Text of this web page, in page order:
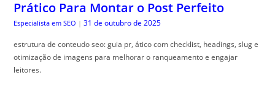
Prático Para Montar o Post Perfeito
Especialista em SEO | 31 de outubro de 2025
estrutura de conteudo seo: guia pr, ático com checklist, headings, slug e
otimização de imagens para melhorar o ranqueamento e engajar
leitores.